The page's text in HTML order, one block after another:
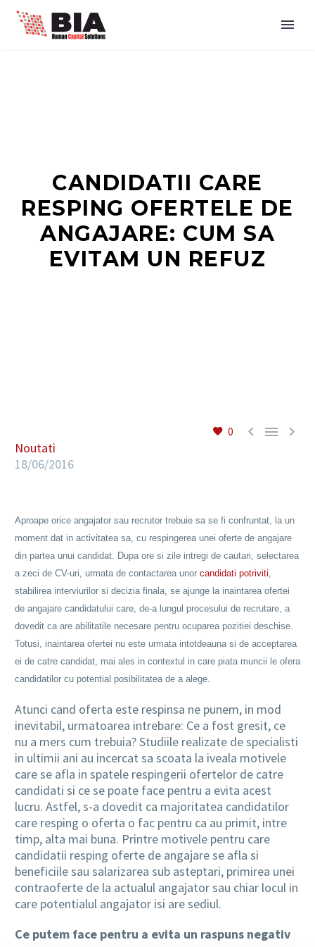
CANDIDATII CARE
RESPING OFERTELE DE
ANGAJARE: CUM SA
EVITAM UN REFUZ
0   
Noutati
18/06/2016
Aproape orice angajator sau recrutor trebuie sa se fi confruntat, la un
moment dat in activitatea sa, cu respingerea unei oferte de angajare
din partea unui candidat. Dupa ore si zile intregi de cautari, selectarea
a zeci de CV-uri, urmata de contactarea unor candidati potriviti,
stabilirea interviurilor si decizia finala, se ajunge la inaintarea ofertei
de angajare candidatului care, de-a lungul procesului de recrutare, a
dovedit ca are abilitatile necesare pentru ocuparea pozitiei deschise.
Totusi, inaintarea ofertei nu este urmata intotdeauna si de acceptarea
ei de catre candidat, mai ales in contextul in care piata muncii le ofera
candidatilor cu potential posibilitatea de a alege.
Atunci cand oferta este respinsa ne punem, in mod
inevitabil, urmatoarea intrebare: Ce a fost gresit, ce
nu a mers cum trebuia? Studiile realizate de specialisti
in ultimii ani au incercat sa scoata la iveala motivele
care se afla in spatele respingerii ofertelor de catre
candidati si ce se poate face pentru a evita acest
lucru. Astfel, s-a dovedit ca majoritatea candidatilor
care resping o oferta o fac pentru ca au primit, intre
timp, alta mai buna. Printre motivele pentru care
candidatii resping oferte de angajare se afla si
beneficiile sau salarizarea sub asteptari, primirea unei
contraoferte de la actualul angajator sau chiar locul in
care potentialul angajator isi are sediul.
Ce putem face pentru a evita un raspuns negativ